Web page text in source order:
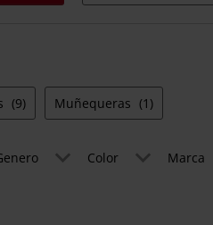
(9) Muñequeras (1)
Color Marca